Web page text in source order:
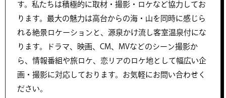
す。私たちは積極的に取材・撮影・ロケなど協力してお
ります。最大の魅力は高台からの海・山を同時に感じら
れる絶景ロケーションと、源泉かけ流し客室温泉付にな
ります。ドラマ、映画、CM、MVなどのシーン撮影か
ら、情報番組や旅ロケ、恋リアのロケ地として幅広い企
画・撮影に対応しております。お気軽にお問い合わせく
ださい。